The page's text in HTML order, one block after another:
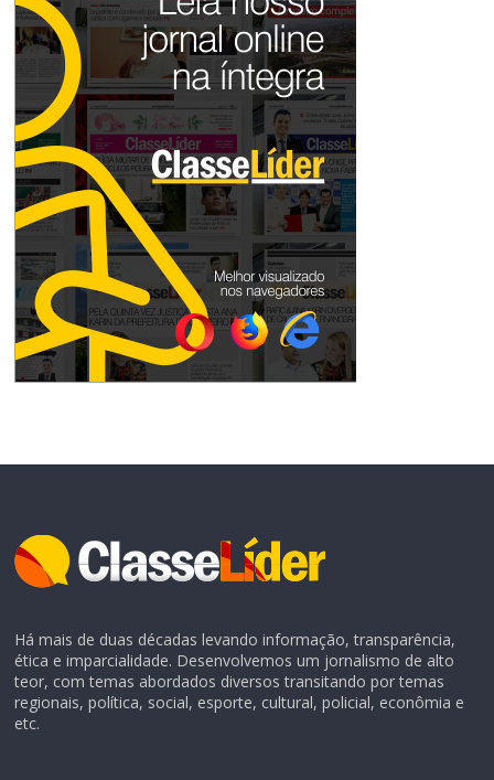
Há mais de duas décadas levando informação, transparência,
ética e imparcialidade. Desenvolvemos um jornalismo de alto
teor, com temas abordados diversos transitando por temas
regionais, política, social, esporte, cultural, policial, econômia e
etc.